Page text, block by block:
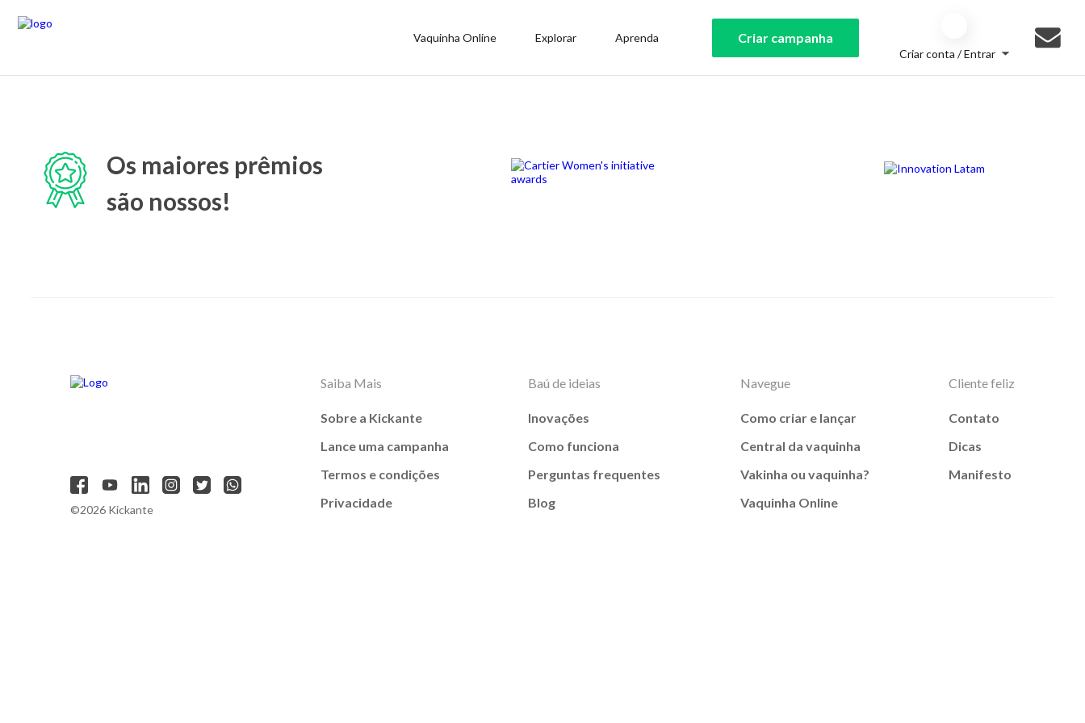
Vaquinha Online Explorar Aprenda Criar campanha
Criar conta / Entrar
Os maiores prêmios
são nossos!
©2026 Kickante
Saiba Mais
Sobre a Kickante
Lance uma campanha
Termos e condições
Privacidade
Baú de ideias
Inovações
Como funciona
Perguntas frequentes
Blog
Navegue
Como criar e lançar
Central da vaquinha
Vakinha ou vaquinha?
Vaquinha Online
Cliente feliz
Contato
Dicas
Manifesto